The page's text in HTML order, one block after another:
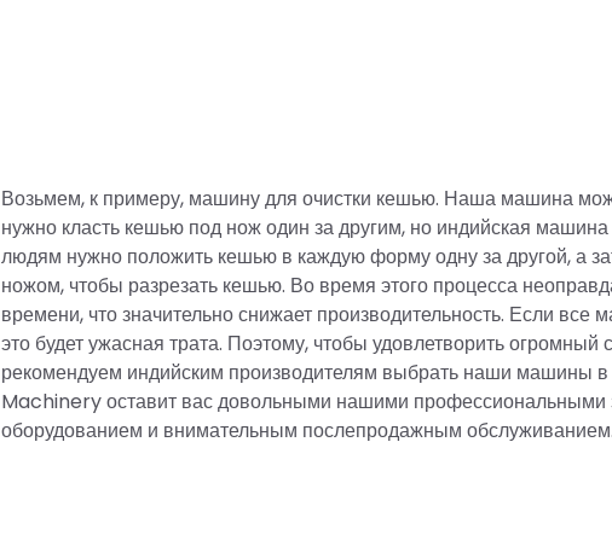
Возьмем, к примеру, машину для очистки кешью. Наша машина
нужно класть кешью под нож один за другим, но индийская
людям нужно положить кешью в каждую форму одну за другой, а
ножом, чтобы разрезать кешью. Во время этого процесса
времени, что значительно снижает производительность. Если все
это будет ужасная трата. Поэтому, чтобы удовлетворить
рекомендуем индийским производителям выбрать наши машины
Machinery оставит вас довольными нашими профессиональными
оборудованием и внимательным послепродажным обслуживанием.